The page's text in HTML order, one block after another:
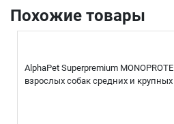
Похожие товары
AlphaPet Superpremium
взрослых собак средних и